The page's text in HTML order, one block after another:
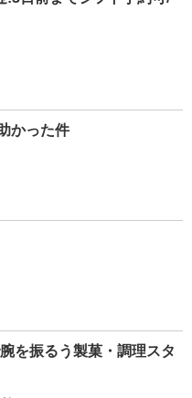
かった件
を振るう製菓・調理スタ